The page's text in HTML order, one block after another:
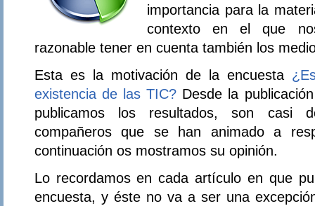
importancia para la
contexto en el que
razonable tener en cuenta también los
Esta es la motivación de la encuesta
existencia de las TIC? Desde la
publicamos los resultados, son casi
compañeros que se han animado a
continuación os mostramos su opinión.
Lo recordamos en cada artículo en que
encuesta, y éste no va a ser una